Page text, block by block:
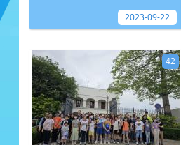
2023-09-22
42